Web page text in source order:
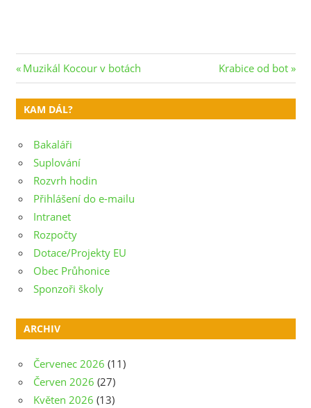
Navigace
pro
příspěvek
Previous
Post:
Muzikál Kocour v botách
Next
Post:
Krabice od bot
KAM DÁL?
Bakaláři
Suplování
Rozvrh hodin
Přihlášení do e-mailu
Intranet
Rozpočty
Dotace/Projekty EU
Obec Průhonice
Sponzoři školy
ARCHIV
Červenec 2026 (11)
Červen 2026 (27)
Květen 2026 (13)